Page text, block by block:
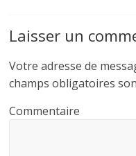
Laisser un
Votre adresse de
champs obligatoires
Commentaire